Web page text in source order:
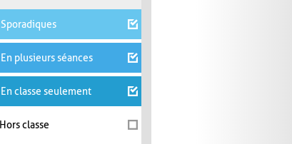
Sporadiques
En plusieurs séances
En classe seulement
Hors classe